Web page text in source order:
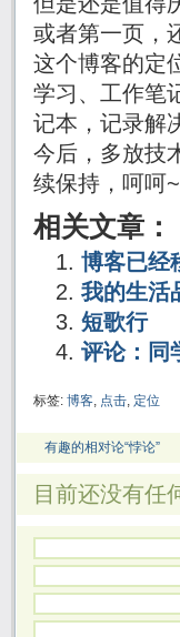
或者第一页，
这个博客的定
学习、工作笔
记本，记录解
今后，多放技
续保持，呵呵~
相关文章：
博客已经
我的生活
短歌行
评论：同
标签: 博客, 点击, 定位
有趣的相对论“悖论”
目前还没有任